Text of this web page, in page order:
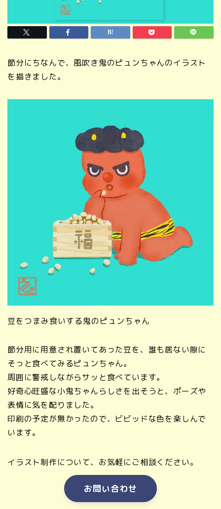
節分にちなんで、風吹き鬼のピュンちゃんのイラスト
を描きました。
豆をつまみ食いする鬼のピュンちゃん
節分用に用意され置いてあった豆を、誰も居ない隙に
そっと食べてみるピュンちゃん。
周囲に警戒しながらサッと食べています。
好奇心旺盛な小鬼ちゃんらしさを出そうと、ポーズや
表情に気を配りました。
印刷の予定が無かったので、ビビッドな色を楽しんで
います。
イラスト制作について、お気軽にご相談ください。
お問い合わせ